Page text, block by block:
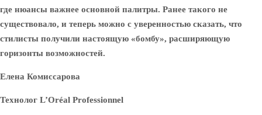
где нюансы важнее основной палитры. Ранее такого не
существовало, и теперь можно с уверенностью сказать, что
стилисты получили настоящую «бомбу», расширяющую
горизонты возможностей.
Елена Комиссарова
Технолог L’Oréal Professionnel